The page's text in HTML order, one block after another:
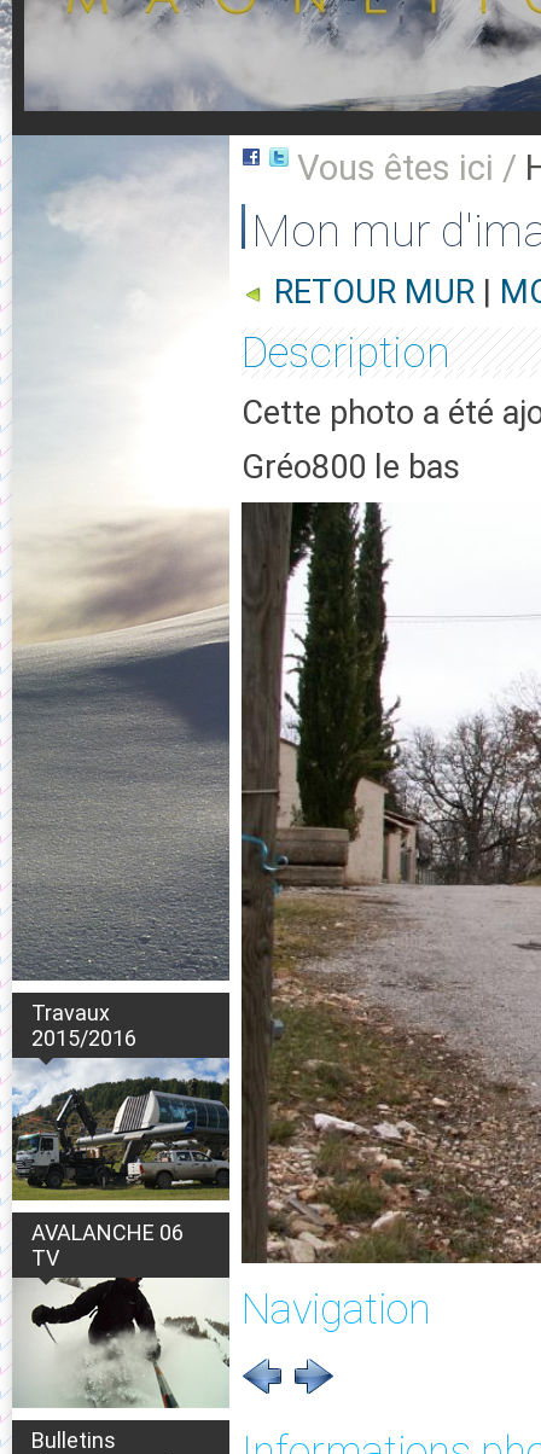
Travaux
2015/2016
AVALANCHE 06
TV
Bulletins
Vous êtes ici /
Mon mur
RETOUR MUR |
Description
Cette photo a été
Gréo800 le bas
Navigation